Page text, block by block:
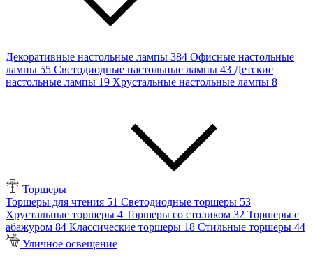
Декоративные настольные лампы 384 Офисные настольные
лампы 55 Светодиодные настольные лампы 43 Детские
настольные лампы 19 Хрустальные настольные лампы 8
Торшеры
Торшеры для чтения 51 Светодиодные торшеры 53
Хрустальные торшеры 4 Торшеры со столиком 32 Торшеры с
абажуром 84 Классические торшеры 18 Стильные торшеры 44
Уличное освещение